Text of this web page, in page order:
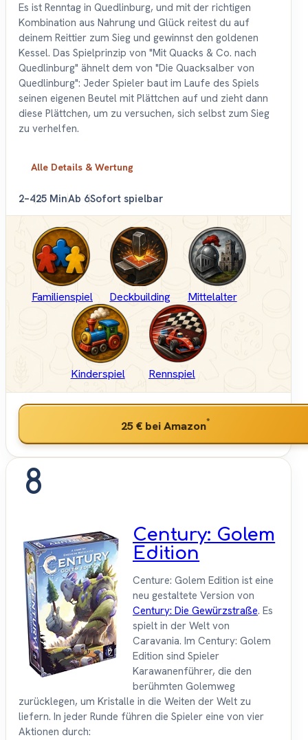
Es ist Renntag in Quedlinburg, und mit der richtigen
Kombination aus Nahrung und Glück reitest du auf
deinem Reittier zum Sieg und gewinnst den goldenen
Kessel. Das Spielprinzip von "Mit Quacks & Co. nach
Quedlinburg" ähnelt dem von "Die Quacksalber von
Quedlinburg": Jeder Spieler baut im Laufe des Spiels
seinen eigenen Beutel mit Plättchen auf und zieht dann
diese Plättchen, um zu versuchen, sich selbst zum Sieg
zu verhelfen.
Alle Details & Wertung
2–425 MinAb 6Sofort spielbar
Familienspiel Deckbuilding Mittelalter
Kinderspiel Rennspiel
25 € bei Amazon*
8
Century: Golem
Edition
Centure: Golem Edition ist eine
neu gestaltete Version von
Century: Die Gewürzstraße. Es
spielt in der Welt von
Caravania. Im Century: Golem
Edition sind Spieler
Karawanenführer, die den
berühmten Golemweg
zurücklegen, um Kristalle in die Weiten der Welt zu
liefern. In jeder Runde führen die Spieler eine von vier
Aktionen durch: